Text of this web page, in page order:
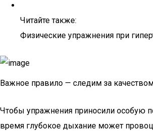
Читайте также:
Физические упражнения при
Важное правило — следим за
Чтобы упражнения приносили особую
время глубокое дыхание может